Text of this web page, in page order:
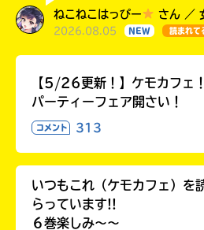
ねこねこはっぴー さん ／
2026.08.05 NEW 読まれて
【5/26更新！】ケモカフェ
パーティーフェア開さい！
コメント 313
いつもこれ（ケモカフェ）を
らっています!!
６巻楽しみ～～